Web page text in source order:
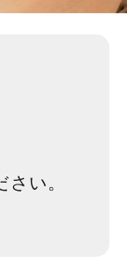
い。